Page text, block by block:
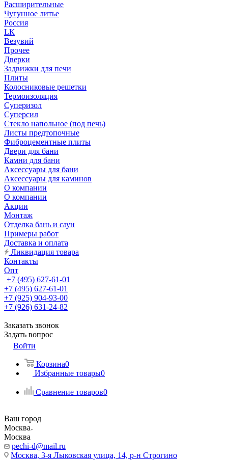
Расширительные
Чугунное литье
Россия
LК
Везувий
Прочее
Дверки
Задвижки для печи
Плиты
Колосниковые решетки
Термоизоляция
Суперизол
Суперсил
Стекло напольное (под печь)
Листы предтопочные
Фиброцементные плиты
Двери для бани
Камни для бани
Аксессуары для бани
Аксессуары для каминов
О компании
О компании
Акции
Монтаж
Отделка бань и саун
Примеры работ
Доставка и оплата
Ликвидация товара
Контакты
Опт
+7 (495) 627-61-01
+7 (495) 627-61-01
+7 (925) 904-93-00
+7 (926) 631-24-82
Заказать звонок
Задать вопрос
Войти
Корзина0
Избранные товары0
Сравнение товаров0
Ваш город
Москва
Москва
pechi-d@mail.ru
Москва, 3-я Лыковская улица, 14, р-н Строгино